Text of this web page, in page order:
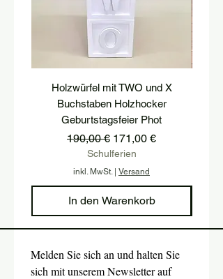
Holzwürfel mit TWO und X
Buchstaben Holzhocker
Geburtstagsfeier Phot
Standardpreis
190,00 € Sale-Preis
171,00 €
Schulferien
inkl. MwSt. | Versand
In den Warenkorb
Melden Sie sich an und halten Sie
sich mit unserem Newsletter auf